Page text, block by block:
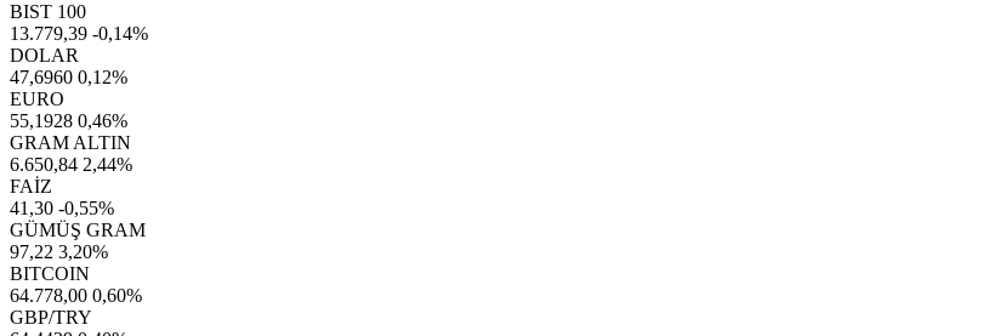
BIST 100
13.779,39 -0,14%
DOLAR
47,6960 0,12%
EURO
55,1928 0,46%
GRAM ALTIN
6.650,84 2,44%
FAİZ
41,30 -0,55%
GÜMÜŞ GRAM
97,22 3,20%
BITCOIN
64.778,00 0,60%
GBP/TRY